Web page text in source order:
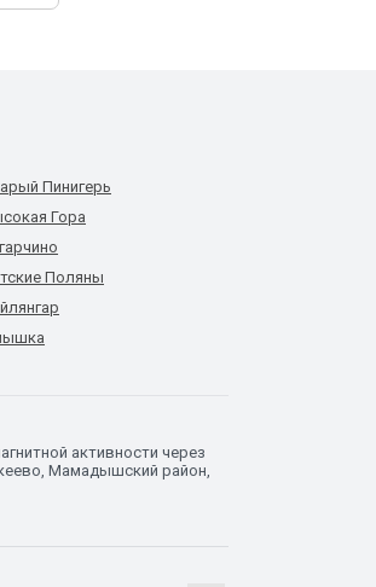
Пинигерь
Гора
Поляны
активности через
Мамадышский район,